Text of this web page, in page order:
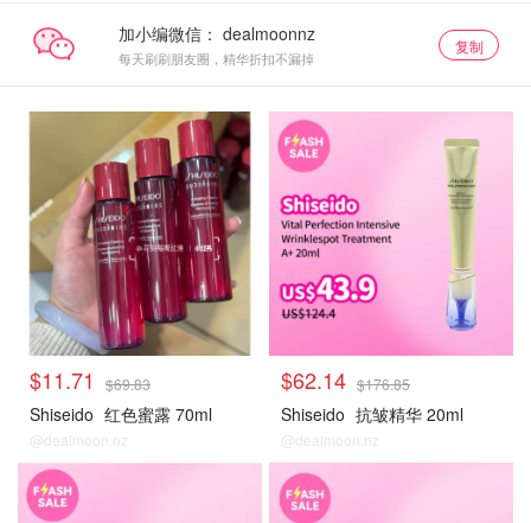
加小编微信：
每天刷刷朋友圈，精华折扣不漏掉
复制
$11.71 $69.83
Shiseido 红色蜜露 70ml
@dealmoon.nz
大牌秒杀
$62.14 $176.85
Shiseido 抗皱精华 20ml
@dealmoon.nz
大牌秒杀 大牌秒杀